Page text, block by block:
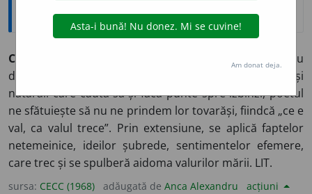
Expresii și citate
Ce e val, ca valul trece
– celebru vers al lui Eminescu
din
. În strofa a șaptea, vorbind despre mișeii și
nătărăii care caută să-și facă punte spre izbînzi, poetul
ne sfătuiește să nu ne prindem lor tovarăși, fiindcă „ce e
val, ca valul trece”. Prin extensiune, se aplică faptelor
netemeinice, ideilor șubrede, sentimentelor efemere,
care trec și se spulberă aidoma valurilor mării. LIT.
sursa: CECC (1968) adăugată de Anca Alexandru acțiuni
Am donat deja.